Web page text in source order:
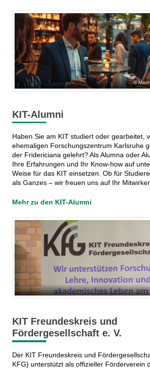
KIT-Alumni
Haben Sie am KIT studiert oder gearbeitet,
ehemaligen Forschungszentrum Karlsruhe
der Fridericiana gelehrt? Als Alumna oder
Ihre Erfahrungen und Ihr Know-how auf
Weise für das KIT einsetzen. Ob für
als Ganzes – wir freuen uns auf Ihr
Mehr zu den KIT-Alumni
KIT Freundeskreis und
Fördergesellschaft e. V.
Der KIT Freundeskreis und
KFG) unterstützt als offizieller Förderverein